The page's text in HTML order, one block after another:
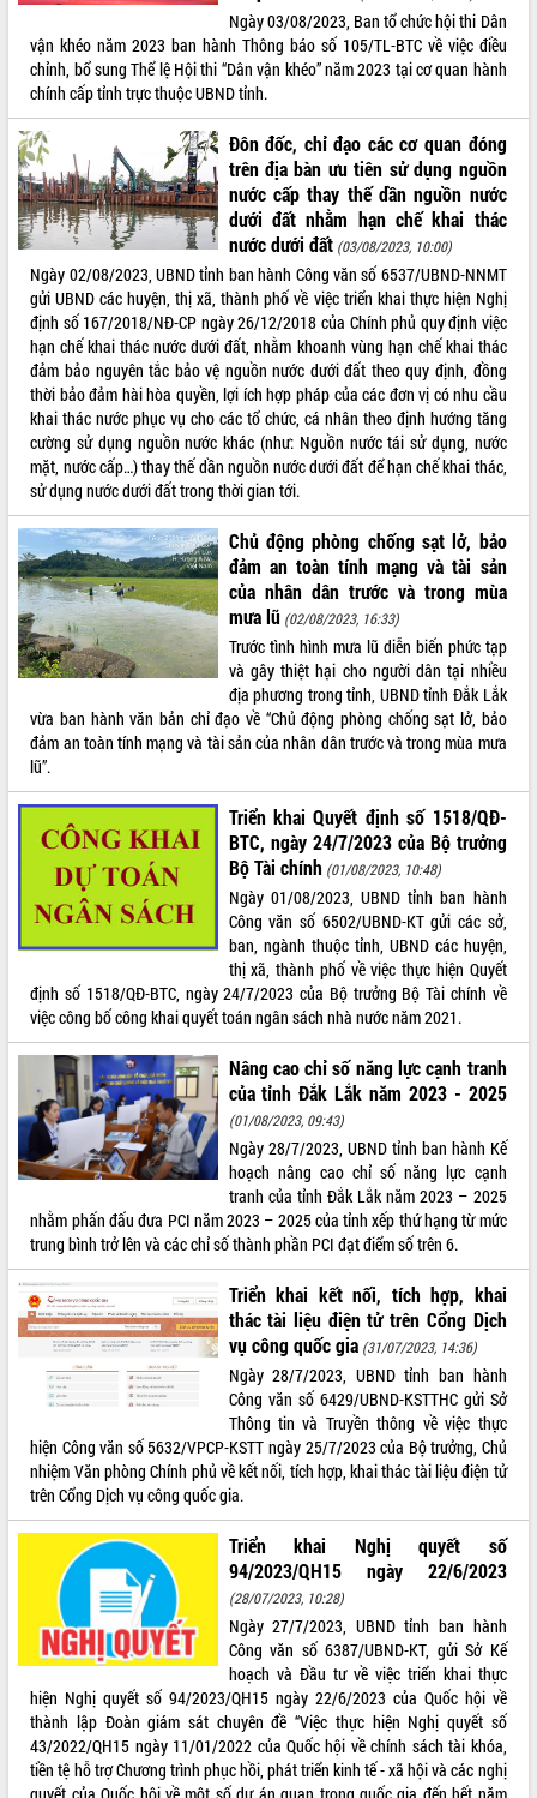
THỐNG KÊ TRUY CẬP
Hôm nay: 18312
Tất cả: 66031052
Ngày 03/08/2023, Ban tổ chức hội thi Dân
vận khéo năm 2023 ban hành Thông báo số 105/TL-BTC về việc điều
chỉnh, bổ sung Thể lệ Hội thi “Dân vận khéo” năm 2023 tại cơ quan hành
chính cấp tỉnh trực thuộc UBND tỉnh.
Đôn đốc, chỉ đạo các cơ quan đóng
trên địa bàn ưu tiên sử dụng nguồn
nước cấp thay thế dần nguồn nước
dưới đất nhằm hạn chế khai thác
nước dưới đất (03/08/2023, 10:00)
Ngày 02/08/2023, UBND tỉnh ban hành Công văn số 6537/UBND-NNMT
gửi UBND các huyện, thị xã, thành phố về việc triển khai thực hiện Nghị
định số 167/2018/NĐ-CP ngày 26/12/2018 của Chính phủ quy định việc
hạn chế khai thác nước dưới đất, nhằm khoanh vùng hạn chế khai thác
đảm bảo nguyên tắc bảo vệ nguồn nước dưới đất theo quy định, đồng
thời bảo đảm hài hòa quyền, lợi ích hợp pháp của các đơn vị có nhu cầu
khai thác nước phục vụ cho các tổ chức, cá nhân theo định hướng tăng
cường sử dụng nguồn nước khác (như: Nguồn nước tái sử dụng, nước
mặt, nước cấp…) thay thế dần nguồn nước dưới đất để hạn chế khai thác,
sử dụng nước dưới đất trong thời gian tới.
Chủ động phòng chống sạt lở, bảo
đảm an toàn tính mạng và tài sản
của nhân dân trước và trong mùa
mưa lũ (02/08/2023, 16:33)
Trước tình hình mưa lũ diễn biến phức tạp
và gây thiệt hại cho người dân tại nhiều
địa phương trong tỉnh, UBND tỉnh Đắk Lắk
vừa ban hành văn bản chỉ đạo về “Chủ động phòng chống sạt lở, bảo
đảm an toàn tính mạng và tài sản của nhân dân trước và trong mùa mưa
lũ”.
Triển khai Quyết định số 1518/QĐ-
BTC, ngày 24/7/2023 của Bộ trưởng
Bộ Tài chính (01/08/2023, 10:48)
Ngày 01/08/2023, UBND tỉnh ban hành
Công văn số 6502/UBND-KT gửi các sở,
ban, ngành thuộc tỉnh, UBND các huyện,
thị xã, thành phố về việc thực hiện Quyết
định số 1518/QĐ-BTC, ngày 24/7/2023 của Bộ trưởng Bộ Tài chính về
việc công bố công khai quyết toán ngân sách nhà nước năm 2021.
Nâng cao chỉ số năng lực cạnh tranh
của tỉnh Đắk Lắk năm 2023 - 2025
(01/08/2023, 09:43)
Ngày 28/7/2023, UBND tỉnh ban hành Kế
hoạch nâng cao chỉ số năng lực cạnh
tranh của tỉnh Đắk Lắk năm 2023 – 2025
nhằm phấn đấu đưa PCI năm 2023 – 2025 của tỉnh xếp thứ hạng từ mức
trung bình trở lên và các chỉ số thành phần PCI đạt điểm số trên 6.
Triển khai kết nối, tích hợp, khai
thác tài liệu điện tử trên Cổng Dịch
vụ công quốc gia (31/07/2023, 14:36)
Ngày 28/7/2023, UBND tỉnh ban hành
Công văn số 6429/UBND-KSTTHC gửi Sở
Thông tin và Truyền thông về việc thực
hiện Công văn số 5632/VPCP-KSTT ngày 25/7/2023 của Bộ trưởng, Chủ
nhiệm Văn phòng Chính phủ về kết nối, tích hợp, khai thác tài liệu điện tử
trên Cổng Dịch vụ công quốc gia.
Triển khai Nghị quyết số
94/2023/QH15 ngày 22/6/2023
(28/07/2023, 10:28)
Ngày 27/7/2023, UBND tỉnh ban hành
Công văn số 6387/UBND-KT, gửi Sở Kế
hoạch và Đầu tư về việc triển khai thực
hiện Nghị quyết số 94/2023/QH15 ngày 22/6/2023 của Quốc hội về
thành lập Đoàn giám sát chuyên đề “Việc thực hiện Nghị quyết số
43/2022/QH15 ngày 11/01/2022 của Quốc hội về chính sách tài khóa,
tiền tệ hỗ trợ Chương trình phục hồi, phát triển kinh tế - xã hội và các nghị